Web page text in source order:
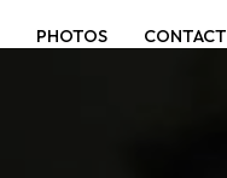
PHOTOS CONTACT